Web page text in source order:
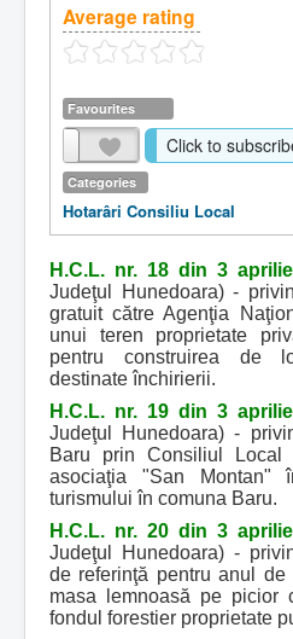
Average rating
Favourites
Click to
Categories
Hotarâri Consiliu Local
H.C.L. nr. 18 din 3
Judeţul Hunedoara) -
gratuit către Agenţia
unui teren proprietate
pentru construirea de
destinate închirierii.
H.C.L. nr. 19 din 3
Judeţul Hunedoara) -
Baru prin Consiliul
asociaţia "San Montan"
turismului în comuna Baru.
H.C.L. nr. 20 din 3
Judeţul Hunedoara) -
de referinţă pentru anul de
masa lemnoasă pe picior
fondul forestier proprietate